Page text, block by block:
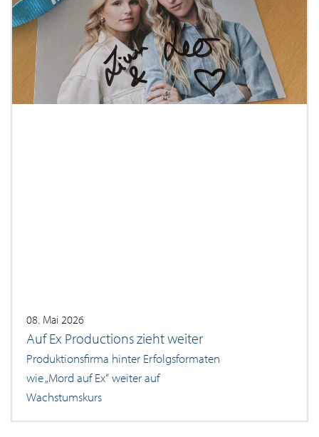
08. Mai 2026
Auf Ex Productions zieht weiter
Produktionsfirma hinter Erfolgsformaten
wie „Mord auf Ex“ weiter auf
Wachstumskurs